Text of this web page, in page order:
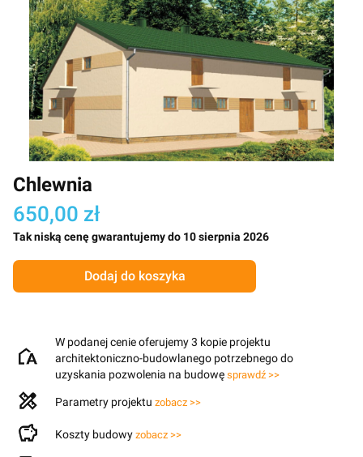
Chlewnia
650,00 zł
Tak niską cenę gwarantujemy do 10 sierpnia 2026
Dodaj do koszyka
W podanej cenie oferujemy 3 kopie projektu
architektoniczno-budowlanego potrzebnego do
uzyskania pozwolenia na budowę sprawdź >>
Parametry projektu zobacz >>
Koszty budowy zobacz >>